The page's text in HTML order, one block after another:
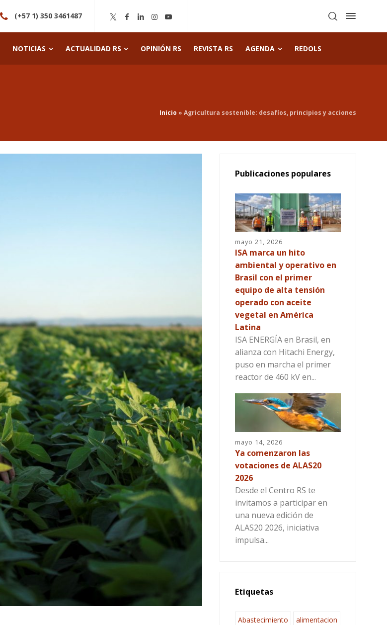
(+57 1) 350 3461487
NOTICIAS ACTUALIDAD RS OPINIÓN RS REVISTA RS AGENDA REDOLS
Inicio » Agricultura sostenible: desafíos, principios y acciones
Publicaciones populares
mayo 21, 2026
ISA marca un hito
ambiental y operativo en
Brasil con el primer
equipo de alta tensión
operado con aceite
vegetal en América
Latina
ISA ENERGÍA en Brasil, en
alianza con Hitachi Energy,
puso en marcha el primer
reactor de 460 kV en...
mayo 14, 2026
Ya comenzaron las
votaciones de ALAS20
2026
Desde el Centro RS te
invitamos a participar en
una nueva edición de
ALAS20 2026, iniciativa
impulsa...
Etiquetas
Abastecimiento alimentacion